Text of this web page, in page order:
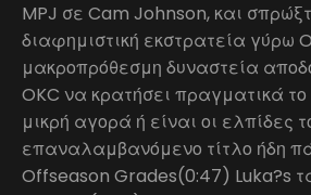
MPJ σε Cam Johnson, και
διαφημιστική εκστρατεία γύρω
μακροπρόθεσμη δυναστεία
OKC να κρατήσει πραγματικά
μικρή αγορά ή είναι οι ελπίδες
επαναλαμβανόμενο τίτλο ήδη
Offseason Grades(0:47) Luka?s